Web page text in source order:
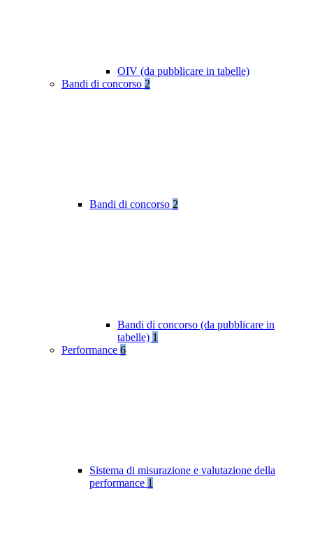
OIV (da pubblicare in tabelle)
Bandi di concorso 2
Bandi di concorso 2
Bandi di concorso (da pubblicare in
tabelle) 1
Performance 6
Sistema di misurazione e valutazione della
performance 1